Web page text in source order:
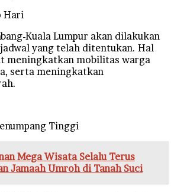
Hari
Kuala Lumpur akan dilakukan
yang telah ditentukan. Hal
meningkatkan mobilitas warga
serta meningkatkan
Tinggi
Mega Wisata Selalu Terus
Jamaah Umroh di Tanah Suci